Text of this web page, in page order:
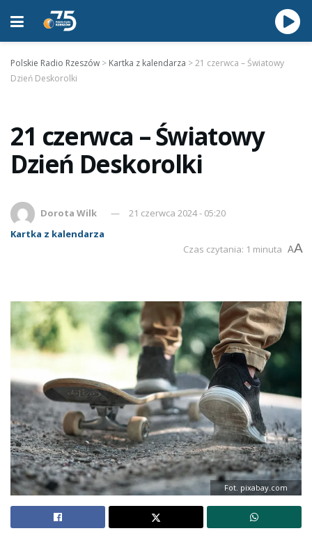
Polskie Radio Rzeszów > Kartka z kalendarza >21 czerwca – Światowy
Dzień Deskorolki
21 czerwca – Światowy
Dzień Deskorolki
Dorota Wilk
21 czerwca 2024 - 05:20
Kartka z kalendarza
Czas czytania: 1 minuta AA
Fot. pixabay.com